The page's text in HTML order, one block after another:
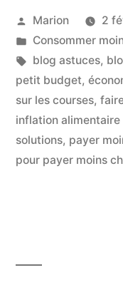
Publié
par
Marion
2
Publié
dans
Consommer
Étiquettes :
blog astuces,
petit budget,
sur les courses,
inflation alimentaire
solutions, payer
pour payer moins